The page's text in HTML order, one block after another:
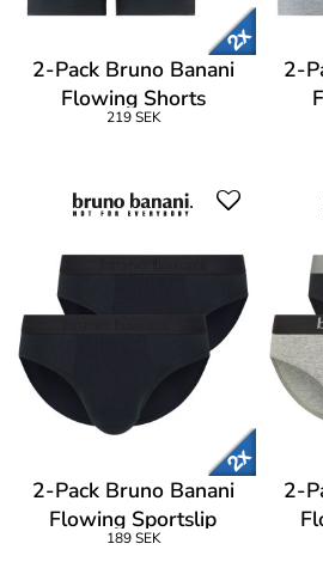
2-Pack Bruno Banani
Flowing Shorts
219 SEK
2-
2-Pack Bruno Banani
Flowing Sportslip
189 SEK
2-